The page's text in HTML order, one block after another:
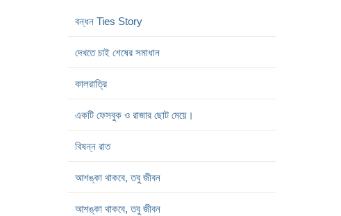
বন্ধন Ties Story
দেখতে চাই শেষের সমাধান
কালরাত্রি
একটি ফেসবুক ও রাজার ছোট মেয়ে।
বিষন্ন রাত
আশঙ্কা থাকবে, তবু জীবন
আশঙ্কা থাকবে, তবু জীবন